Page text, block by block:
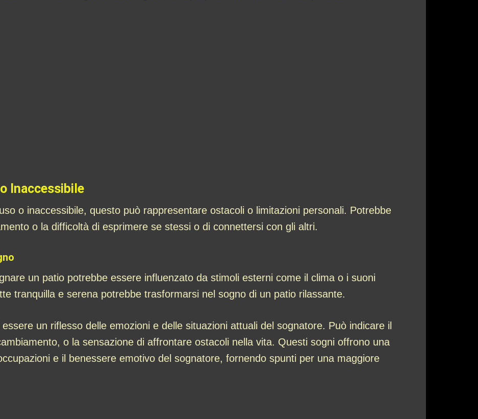
Inaccessibile
o inaccessibile, questo può rappresentare ostacoli o limitazioni personali. Potrebbe
o la difficoltà di esprimere se stessi o di connettersi con gli altri.
un patio potrebbe essere influenzato da stimoli esterni come il clima o i suoni
tranquilla e serena potrebbe trasformarsi nel sogno di un patio rilassante.
un riflesso delle emozioni e delle situazioni attuali del sognatore. Può indicare il
o la sensazione di affrontare ostacoli nella vita. Questi sogni offrono una
e il benessere emotivo del sognatore, fornendo spunti per una maggiore